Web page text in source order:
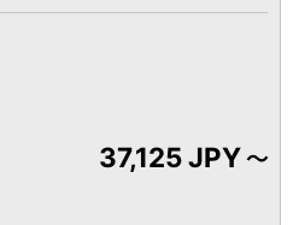
37,125 JPY～